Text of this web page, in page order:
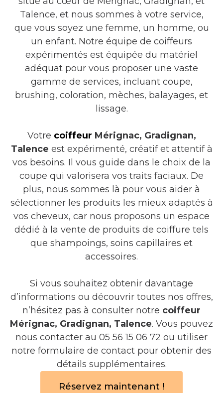
Talence, et nous sommes à votre service,
que vous soyez une femme, un homme, ou
un enfant. Notre équipe de coiffeurs
expérimentés est équipée du matériel
adéquat pour vous proposer une vaste
gamme de services, incluant coupe,
brushing, coloration, mèches, balayages, et
lissage.
Votre coiffeur Mérignac, Gradignan,
Talence est expérimenté, créatif et attentif à
vos besoins. Il vous guide dans le choix de la
coupe qui valorisera vos traits faciaux. De
plus, nous sommes là pour vous aider à
sélectionner les produits les mieux adaptés à
vos cheveux, car nous proposons un espace
dédié à la vente de produits de coiffure tels
que shampoings, soins capillaires et
accessoires.
Si vous souhaitez obtenir davantage
d’informations ou découvrir toutes nos offres,
n’hésitez pas à consulter notre coiffeur
Mérignac, Gradignan, Talence. Vous pouvez
nous contacter au 05 56 15 06 72 ou utiliser
notre formulaire de contact pour obtenir des
détails supplémentaires.
Réservez maintenant !